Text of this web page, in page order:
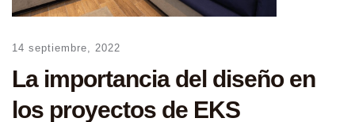
14 septiembre, 2022
La importancia del diseño en
los proyectos de EKS